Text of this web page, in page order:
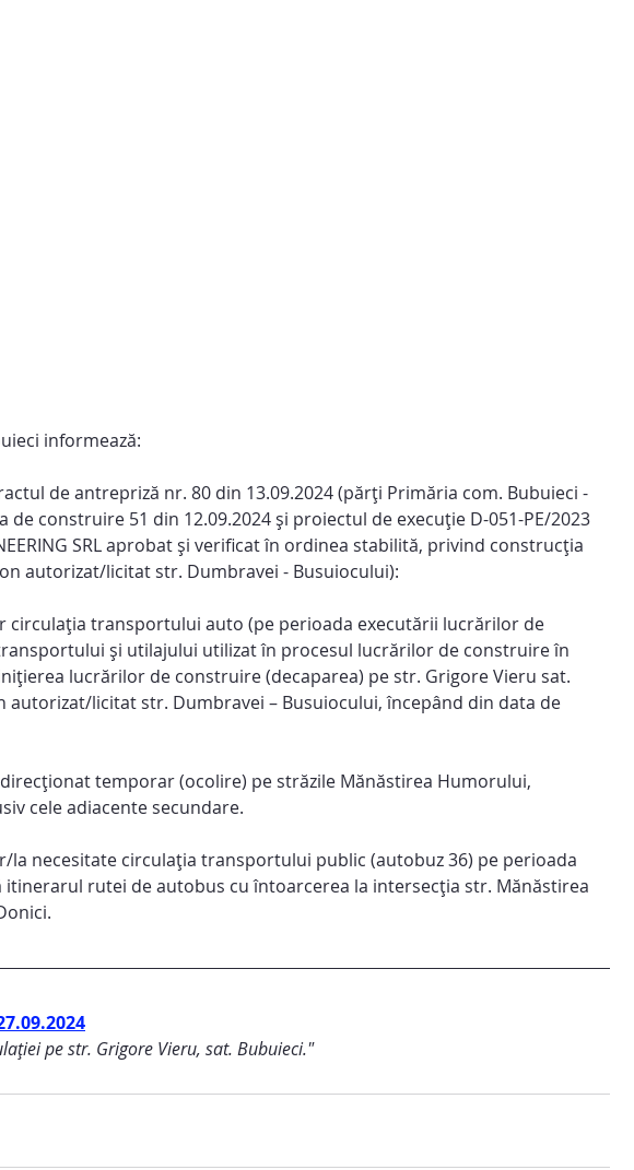
informează:
de antrepriză nr. 80 din 13.09.2024 (părți Primăria com. Bubuieci -
de construire 51 din 12.09.2024 și proiectul de execuție D-051-PE/2023
SRL aprobat și verificat în ordinea stabilită, privind construcția
autorizat/licitat str. Dumbravei - Busuiocului):
circulația transportului auto (pe perioada executării lucrărilor de
și utilajului utilizat în procesul lucrărilor de construire în
lucrărilor de construire (decaparea) pe str. Grigore Vieru sat.
autorizat/licitat str. Dumbravei – Busuiocului, începând din data de
temporar (ocolire) pe străzile Mănăstirea Humorului,
cele adiacente secundare.
la necesitate circulația transportului public (autobuz 36) pe perioada
itinerarul rutei de autobus cu întoarcerea la intersecția str. Mănăstirea
pe str. Grigore Vieru, sat. Bubuieci."